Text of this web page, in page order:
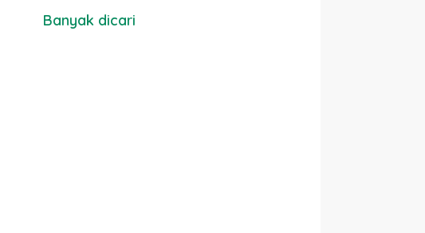
Banyak dicari